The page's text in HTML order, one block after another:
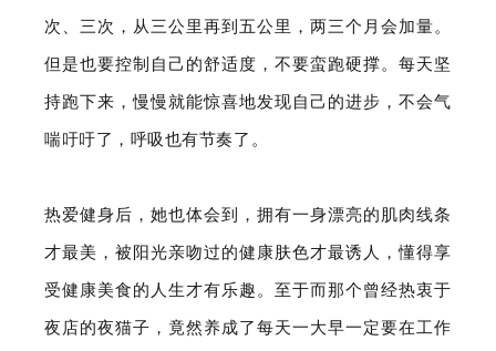
次、三次，从三公里再到五公里，两三个月会加量。
但是也要控制自己的舒适度，不要蛮跑硬撑。每天坚
持跑下来，慢慢就能惊喜地发现自己的进步，不会气
喘吁吁了，呼吸也有节奏了。
热爱健身后，她也体会到，拥有一身漂亮的肌肉线条
才最美，被阳光亲吻过的健康肤色才最诱人，懂得享
受健康美食的人生才有乐趣。至于而那个曾经热衷于
夜店的夜猫子，竟然养成了每天一大早一定要在工作